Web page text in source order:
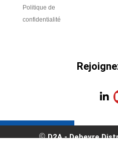
Politique de
confidentialité
L
k
e
D2A - Debevre